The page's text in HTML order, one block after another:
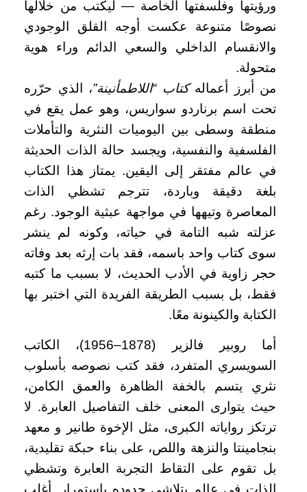
ورؤيتها وفلسفتها الخاصة — ليكتب من خلالها
نصوصًا متنوعة عكست أوجه القلق الوجودي
والانقسام الداخلي والسعي الدائم وراء هوية
متحولة.
من أبرز أعمالهكتاب “اللاطمأنينة”، الذي حرّره
تحت اسم برناردو سواريس، وهو عمل يقع في
منطقة وسطى بين اليوميات النثرية والتأملات
الفلسفية والنفسية، ويجسد حالة الذات الحديثة
في عالم مفتقر إلى اليقين. يمتاز هذا الكتاب
بلغة دقيقة وباردة، تترجم تشظي الذات
المعاصرة وتيهها في مواجهة عبثية الوجود. رغم
عزلته شبه التامة في حياته، وكونه لم ينشر
سوى كتاب واحد باسمه، فقد بات إرثه بعد وفاته
حجر زاوية في الأدب الحديث، لا بسبب ما كتبه
فقط، بل بسبب الطريقة الفريدة التي اختبر بها
الكتابة والكينونة معًا.
أما روبير فالزير (1878–1956)، الكاتب
السويسري المتفرد، فقد كتب نصوصه بأسلوب
نثري يتسم بالخفة الظاهرة والعمق الكامن،
حيث يتوارى المعنى خلف التفاصيل العابرة. لا
ترتكز رواياته الكبرى، مثل الإخوة طانير و معهد
بنجامينتا والنزهة واللص، على بناء حبكة تقليدية،
بل تقوم على التقاط التجربة العابرة وتشظي
الذات في عالم يتلاشى حدوده باستمرار. أغلب